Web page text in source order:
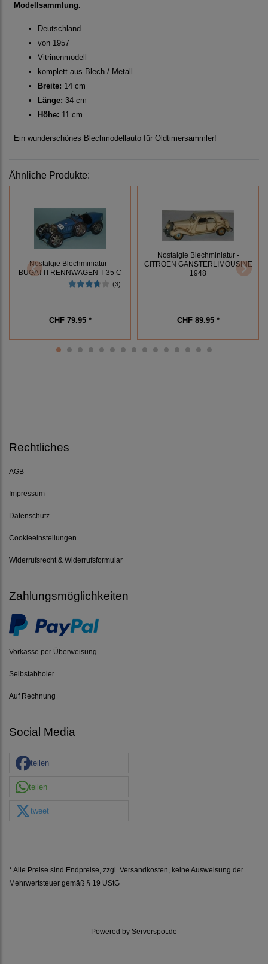
Modellsammlung.
Deutschland
von 1957
Vitrinenmodell
komplett aus Blech / Metall
Breite: 14 cm
Länge: 34 cm
Höhe: 11 cm
Ein wunderschönes Blechmodellauto für Oldtimersammler!
Ähnliche Produkte:
Nostalgie Blechminiatur -
BUGATTI RENNWAGEN T 35 C
(3)
CHF 79.95 *
Nostalgie Blechminiatur -
CITROEN GANSTERLIMOUSINE
1948
CHF 89.95 *
Rechtliches
AGB
Impressum
Datenschutz
Cookieeinstellungen
Widerrufsrecht & Widerrufsformular
Zahlungsmöglichkeiten
Vorkasse per Überweisung
Selbstabholer
Auf Rechnung
Social Media
teilen
teilen
tweet
* Alle Preise sind Endpreise, zzgl. Versandkosten , keine Ausweisung der
Mehrwertsteuer gemäß § 19 UStG
Powered by Serverspot.de